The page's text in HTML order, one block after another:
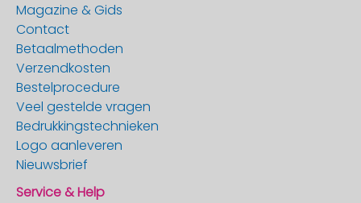
Magazine & Gids
Contact
Betaalmethoden
Verzendkosten
Bestelprocedure
Veel gestelde vragen
Bedrukkingstechnieken
Logo aanleveren
Nieuwsbrief
Service & Help